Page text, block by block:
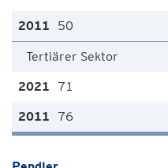
50
Tertiärer Sektor
71
76